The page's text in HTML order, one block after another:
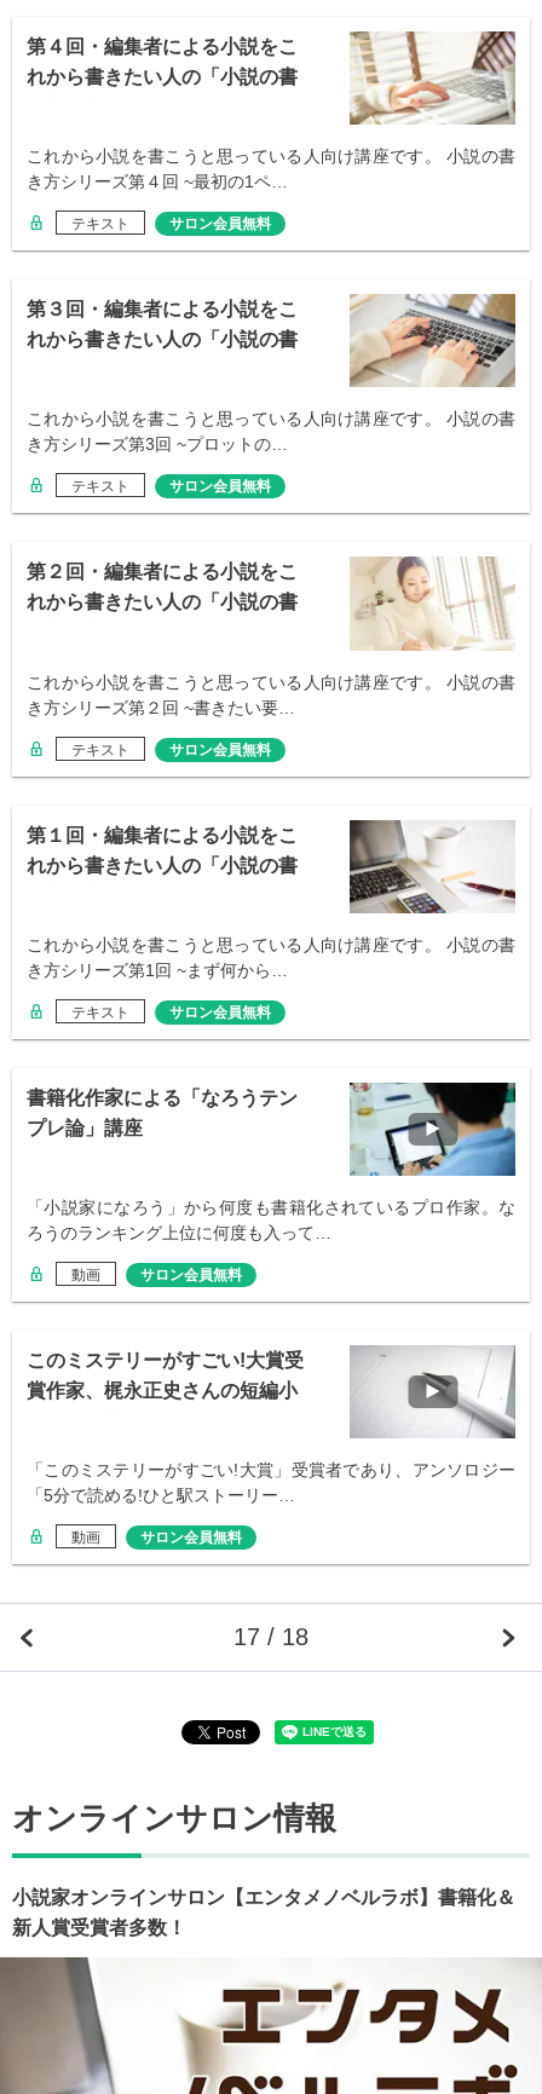
第４回・編集者による小説をこ
れから書きたい人の「小説の書
これから小説を書こうと思っている人向け講座です。 小説の書
き方シリーズ第４回 ~最初の1ペ…
テキスト サロン会員無料
第３回・編集者による小説をこ
れから書きたい人の「小説の書
これから小説を書こうと思っている人向け講座です。 小説の書
き方シリーズ第3回 ~プロットの…
テキスト サロン会員無料
第２回・編集者による小説をこ
れから書きたい人の「小説の書
これから小説を書こうと思っている人向け講座です。 小説の書
き方シリーズ第２回 ~書きたい要…
テキスト サロン会員無料
第１回・編集者による小説をこ
れから書きたい人の「小説の書
これから小説を書こうと思っている人向け講座です。 小説の書
き方シリーズ第1回 ~まず何から…
テキスト サロン会員無料
書籍化作家による「なろうテン
プレ論」講座
「小説家になろう」から何度も書籍化されているプロ作家。な
ろうのランキング上位に何度も入って…
動画 サロン会員無料
このミステリーがすごい!大賞受
賞作家、梶永正史さんの短編小
「このミステリーがすごい!大賞」受賞者であり、アンソロジー
「5分で読める!ひと駅ストーリー…
動画 サロン会員無料
17 / 18
オンラインサロン情報
小説家オンラインサロン【エンタメノベルラボ】書籍化＆
新人賞受賞者多数！